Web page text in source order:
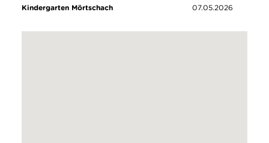
Kindergarten Mörtschach 07.05.2026